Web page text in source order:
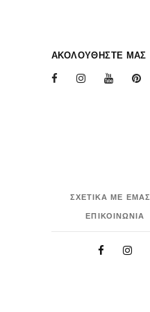
ΑΚΟΛΟΥΘΗΣΤΕ ΜΑΣ
ΣΧΕΤΙΚΑ ΜΕ ΕΜΑΣ
ΕΠΙΚΟΙΝΩΝΙΑ